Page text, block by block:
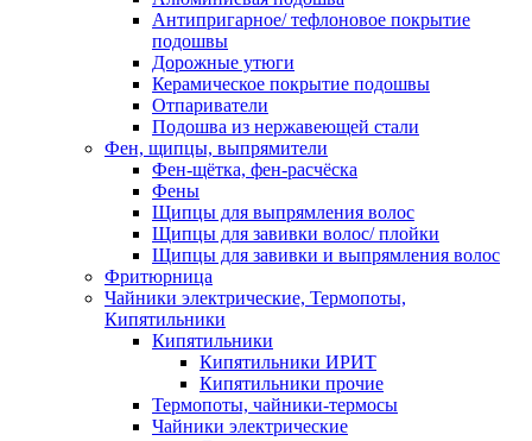
Антипригарное/ тефлоновое покрытие
подошвы
Дорожные утюги
Керамическое покрытие подошвы
Отпариватели
Подошва из нержавеющей стали
Фен, щипцы, выпрямители
Фен-щётка, фен-расчёска
Фены
Щипцы для выпрямления волос
Щипцы для завивки волос/ плойки
Щипцы для завивки и выпрямления волос
Фритюрница
Чайники электрические, Термопоты,
Кипятильники
Кипятильники
Кипятильники ИРИТ
Кипятильники прочие
Термопоты, чайники-термосы
Чайники электрические